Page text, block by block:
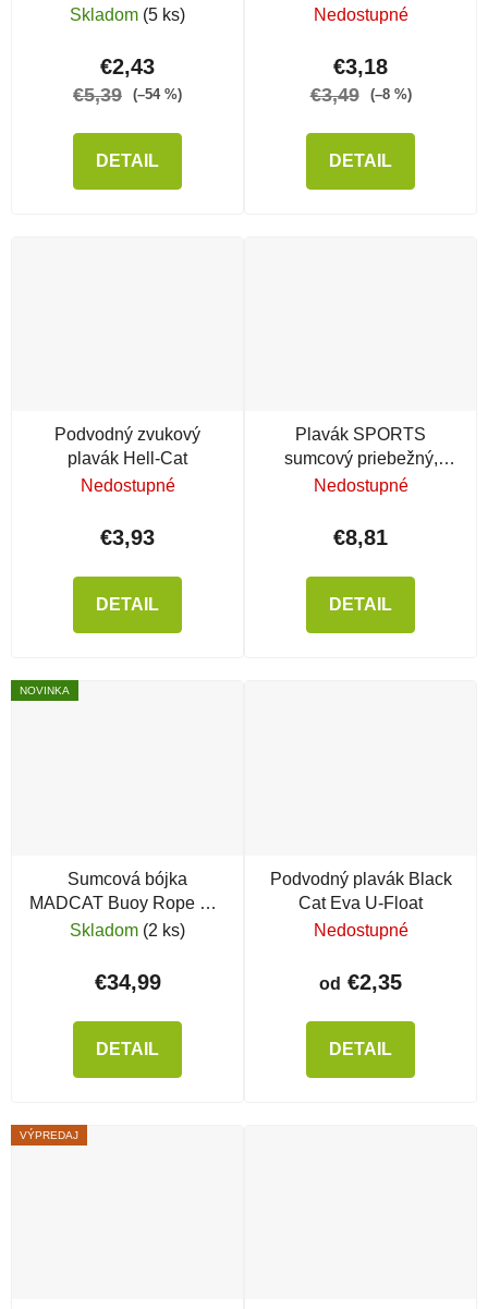
Subfloat
Skladom (5 ks)
€2,43
€5,39 (–54 %)
DETAIL
Sumberged Float
Nedostupné
€3,18
€3,49 (–8 %)
DETAIL
Podvodný zvukový
plavák Hell-Cat
Nedostupné
€3,93
DETAIL
Plavák SPORTS
sumcový priebežný,
zvukový
Nedostupné
€8,81
DETAIL
NOVINKA
Sumcová bójka
MADCAT Buoy Rope XL,
18 m
Skladom (2 ks)
€34,99
DETAIL
Podvodný plavák Black
Cat Eva U-Float
Nedostupné
od €2,35
DETAIL
VÝPREDAJ